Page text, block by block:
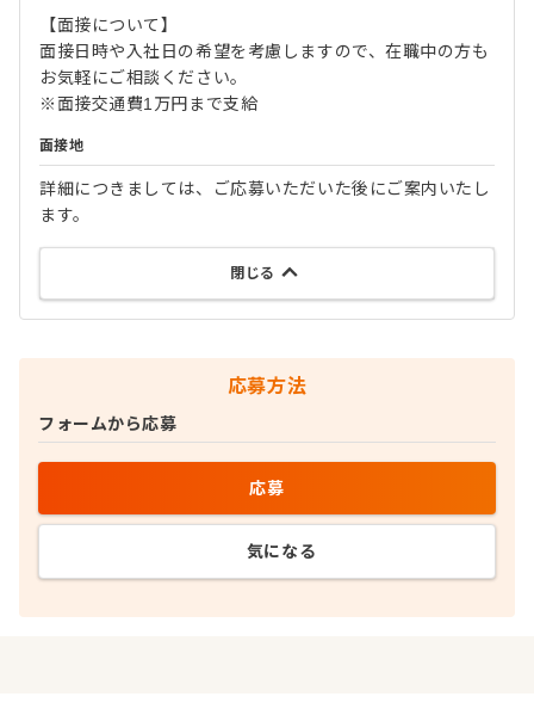
【面接について】
面接日時や入社日の希望を考慮しますので、在職中の方も
お気軽にご相談ください。
※面接交通費1万円まで支給
面接地
詳細につきましては、ご応募いただいた後にご案内いたし
ます。
閉じる
応募方法
フォームから応募
応募
気になる